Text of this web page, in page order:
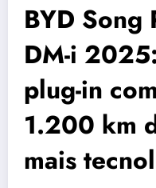
BYD Song
DM-i
plug-in
1.200 km
mais